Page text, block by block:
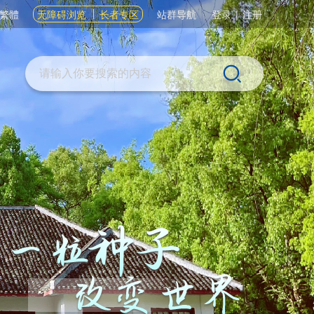
繁體 无障碍浏览 长者专区 站群导航 登录|注册